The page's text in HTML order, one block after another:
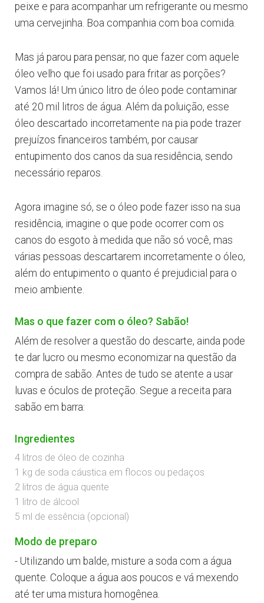
peixe e para acompanhar um refrigerante ou mesmo
uma cervejinha. Boa companhia com boa comida.
Mas já parou para pensar, no que fazer com aquele
óleo velho que foi usado para fritar as porções?
Vamos lá! Um único litro de óleo pode contaminar
até 20 mil litros de água. Além da poluição, esse
óleo descartado incorretamente na pia pode trazer
prejuízos financeiros também, por causar
entupimento dos canos da sua residência, sendo
necessário reparos.
Agora imagine só, se o óleo pode fazer isso na sua
residência, imagine o que pode ocorrer com os
canos do esgoto à medida que não só você, mas
várias pessoas descartarem incorretamente o óleo,
além do entupimento o quanto é prejudicial para o
meio ambiente.
Mas o que fazer com o óleo? Sabão!
Além de resolver a questão do descarte, ainda pode
te dar lucro ou mesmo economizar na questão da
compra de sabão. Antes de tudo se atente a usar
luvas e óculos de proteção. Segue a receita para
sabão em barra:
Ingredientes
4 litros de óleo de cozinha
1 kg de soda cáustica em flocos ou pedaços
2 litros de água quente
1 litro de álcool
5 ml de essência (opcional)
Modo de preparo
- Utilizando um balde, misture a soda com a água
quente. Coloque a água aos poucos e vá mexendo
até ter uma mistura homogênea.